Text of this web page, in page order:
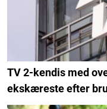
TV 2-kendis med
ekskæreste efter